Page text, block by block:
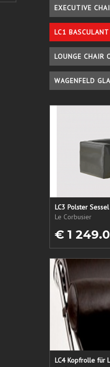
EXECUTIVE
LC1 BASCULANT
LOUNGE CHAIR
WAGENFELD
LC3 Polster Sessel
Le Corbusier
€ 1
LC4 Kopfrolle für